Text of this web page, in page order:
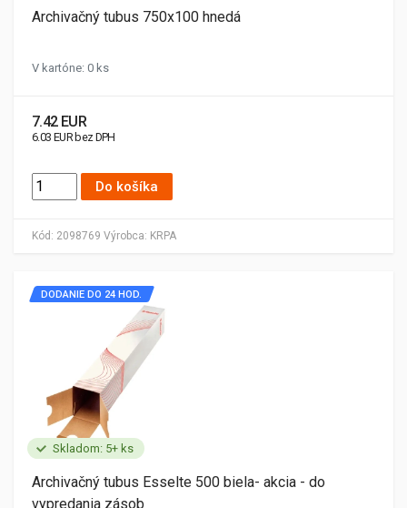
Kód: 2098769 Výrobca: KRPA
Archivačný tubus 750x100 hnedá
V kartóne: 0 ks
7.42 EUR
6.03 EUR bez DPH
Do košíka
Skladom: 5+ ks
DODANIE DO 24 HOD.
Archivačný tubus Esselte 500 biela- akcia - do
vypredania zásob